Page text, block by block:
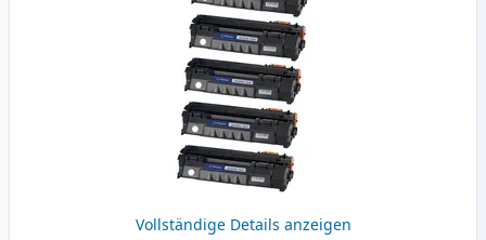
Vollständige Details anzeigen